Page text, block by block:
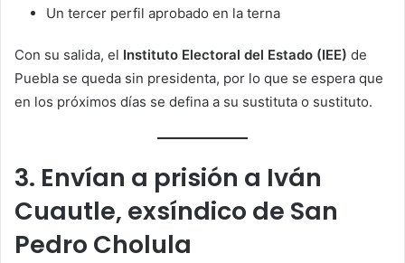
Un tercer perfil aprobado en la terna
Con su salida, el Instituto Electoral del Estado (IEE) de
Puebla se queda sin presidenta, por lo que se espera que
en los próximos días se defina a su sustituta o sustituto.
3. Envían a prisión a Iván
Cuautle, exsíndico de San
Pedro Cholula